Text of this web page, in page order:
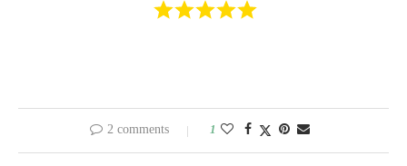
2 comments 1